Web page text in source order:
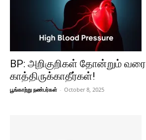
BP: அறிகுறிகள் தோன்றும் வரை
காத்திருக்காதீர்கள்!
பூங்காற்று நண்பர்கள் - October 8, 2025